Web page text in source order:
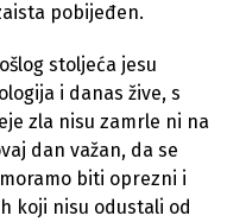
pobijeđen.
stoljeća jesu
i danas žive, s
zla nisu zamrle ni na
dan važan, da se
biti oprezni i
koji nisu odustali od